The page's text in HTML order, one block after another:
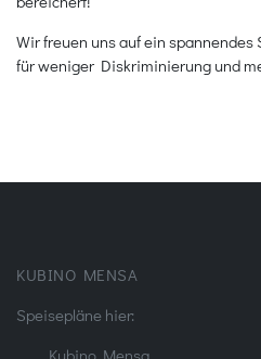
Wir freuen uns auf ein spannendes
für weniger Diskriminierung und
KUBINO MENSA
Speisepläne hier:
Kubino Mensa